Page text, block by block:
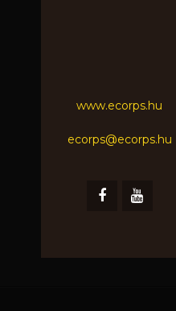
www.ecorps.hu
ecorps@ecorps.hu